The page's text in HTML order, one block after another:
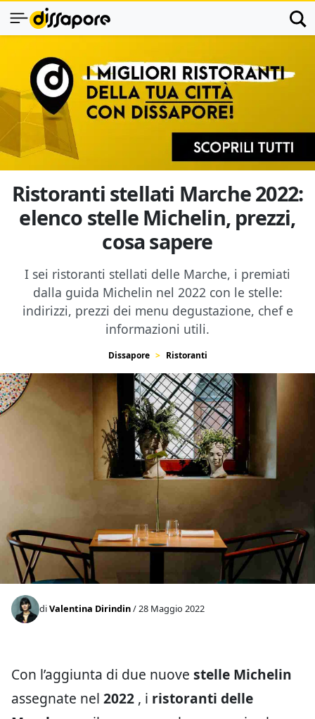
Ristoranti stellati Marche 2022:
elenco stelle Michelin, prezzi,
cosa sapere
I sei ristoranti stellati delle Marche, i premiati
dalla guida Michelin nel 2022 con le stelle:
indirizzi, prezzi dei menu degustazione, chef e
informazioni utili.
Dissapore Ristoranti
diValentina Dirindin/ 28 Maggio 2022
Con l’aggiunta di due nuove stelle Michelin
assegnate nel 2022 , i ristoranti delle